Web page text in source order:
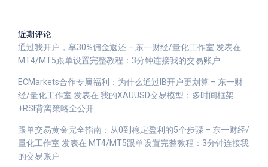
近期评论
通过我开户，享30%佣金返还 – 东一财经/量化工作室 发表在
MT4/MT5跟单设置完整教程：3分钟连接我的交易账户
ECMarkets合作专属福利：为什么通过IB开户更划算 – 东一财
经/量化工作室 发表在 我的XAUUSD交易模型：多时间框架
+RSI背离策略全公开
跟单交易黄金完全指南：从0到稳定盈利的5个步骤 – 东一财经/
量化工作室 发表在 MT4/MT5跟单设置完整教程：3分钟连接我
的交易账户